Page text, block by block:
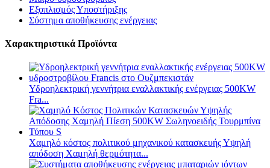
Εξοπλισμός Υποστήριξης
Σύστημα αποθήκευσης ενέργειας
Χαρακτηριστικά Προϊόντα
Υδροηλεκτρική γεννήτρια εναλλακτικής ενέργειας 500KW
Fra...
Χαμηλό κόστος πολιτικού μηχανικού κατασκευής Υψηλή
απόδοση Χαμηλή θερμότητα...